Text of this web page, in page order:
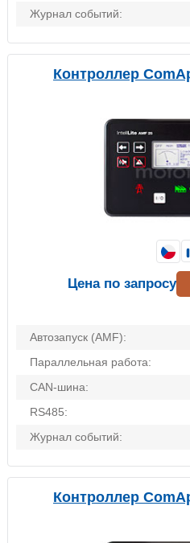
Журнал событий:
Контроллер
Автозапуск (AMF):
Параллельная работа:
CAN-шина:
RS485:
Журнал событий:
Цена по запросу
Контроллер